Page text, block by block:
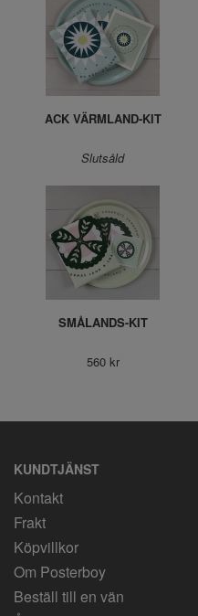
ACK VÄRMLAND-KIT
Slutsåld
SMÅLANDS-KIT
560 kr
KUNDTJÄNST
Kontakt
Frakt
Köpvillkor
Om Posterboy
Beställ till en vän